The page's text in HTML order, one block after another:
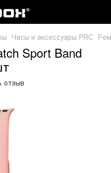
Часы и аксессуары PRC
Sport Band
отзыв